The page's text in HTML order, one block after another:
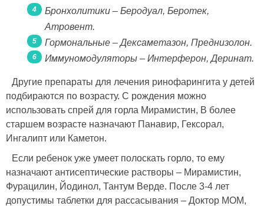
Бронхолитики – Беродуал, Беротек,
Атровент.
Гормональные – Дексаметазон, Преднизолон.
Иммуномодуляторы – Интерферон, Деринат.
Другие препараты для лечения ринофарингита у детей
подбираются по возрасту. С рождения можно
использовать спрей для горла Мирамистин, В более
старшем возрасте назначают Панавир, Гексорал,
Ингалипт или Каметон.
Если ребенок уже умеет полоскать горло, то ему
назначают антисептические растворы – Мирамистин,
Фурацилин, Йодинол, Тантум Верде. После 3-4 лет
допустимы таблетки для рассасывания – Доктор МОМ,